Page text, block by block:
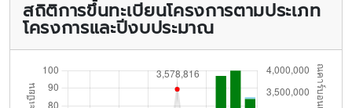
สถิติการขึ้นทะเบียนโครงการตามประเภท
โครงการและปีงบประมาณ